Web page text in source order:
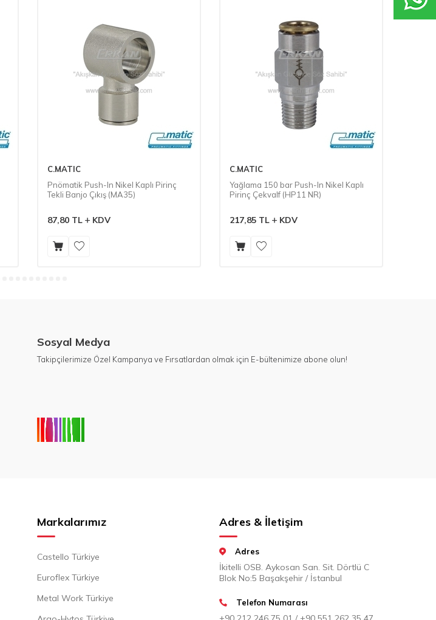
C.MATIC
Pnömatik Push-In Nikel Kaplı Pirinç
Tekli Banjo Çıkış (MA35)
87,80 TL KDV
C.MATIC
Yağlama 150 bar Push-In Nikel Kaplı
Pirinç Çekvalf (HP11 NR)
217,85 TL KDV
Sosyal Medya
Takipçilerimize Özel Kampanya ve Fırsatlardan olmak için E-bültenimize abone olun!
Markalarımız
Castello Türkiye
Euroflex Türkiye
Metal Work Türkiye
Adres & İletişim
Adres
İkitelli OSB. Aykosan San. Sit. Dörtlü C
Blok No:5 Başakşehir / İstanbul
Telefon Numarası